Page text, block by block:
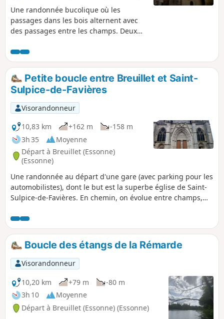
Une randonnée bucolique où les
passages dans les bois alternent avec
des passages entre les champs. Deux
du moyen-âge en ruine se dévoilent au
détour des chemins.
Petite boucle entre Breuillet et Saint-
Sulpice-de-Favières
Visorandonneur
10,83 km
+162 m
-158 m
3h 35
Moyenne
Départ à Breuillet (Essonne)
(Essonne)
Une randonnée au départ d'une gare (avec parking pour les
automobilistes), dont le but est la superbe église de Saint-
Sulpice-de-Favières. En chemin, on évolue entre champs,
d'un ancien moulin à eau.
Boucle des étangs de la Rémarde
Visorandonneur
10,20 km
+79 m
-80 m
3h 10
Moyenne
Départ à Breuillet (Essonne) (Essonne)